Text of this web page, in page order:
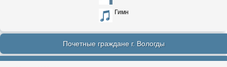
Гимн
Почетные граждане г. Вологды